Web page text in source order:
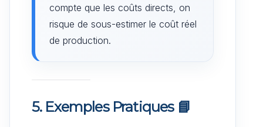
compte que les coûts directs, on
risque de sous-estimer le coût réel
de production.
5. Exemples Pratiques📘